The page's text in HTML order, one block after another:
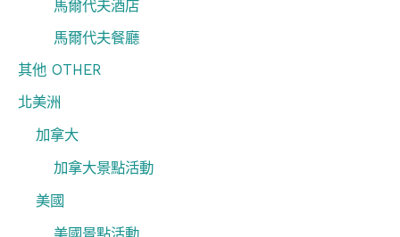
馬爾代夫酒店
馬爾代夫餐廳
其他 OTHER
北美洲
加拿大
加拿大景點活動
美國
美國景點活動